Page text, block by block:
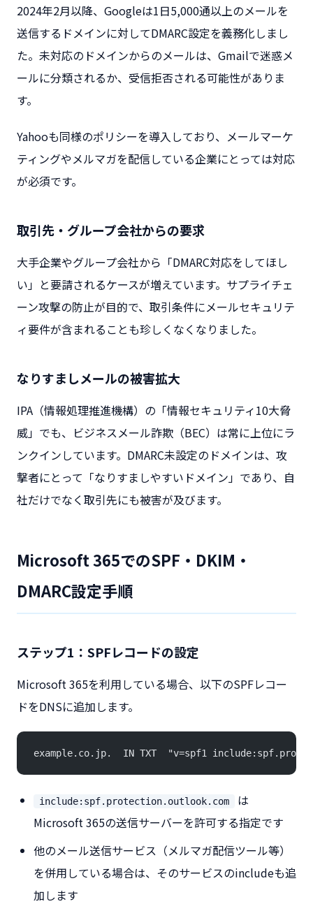
2024年2月以降、Googleは1日5,000通以上のメールを
送信するドメインに対してDMARC設定を義務化しまし
た。未対応のドメインからのメールは、Gmailで迷惑メ
ールに分類されるか、受信拒否される可能性がありま
す。
Yahooも同様のポリシーを導入しており、メールマーケ
ティングやメルマガを配信している企業にとっては対応
が必須です。
取引先・グループ会社からの要求
大手企業やグループ会社から「DMARC対応をしてほし
い」と要請されるケースが増えています。サプライチェ
ーン攻撃の防止が目的で、取引条件にメールセキュリテ
ィ要件が含まれることも珍しくなくなりました。
なりすましメールの被害拡大
IPA（情報処理推進機構）の「情報セキュリティ10大脅
威」でも、ビジネスメール詐欺（BEC）は常に上位にラ
ンクインしています。DMARC未設定のドメインは、攻
撃者にとって「なりすましやすいドメイン」であり、自
社だけでなく取引先にも被害が及びます。
Microsoft 365でのSPF・DKIM・
DMARC設定手順
ステップ1：SPFレコードの設定
Microsoft 365を利用している場合、以下のSPFレコー
ドをDNSに追加します。
example.co.jp.  IN TXT  "v=spf1
include:spf.protection.outlook.com
は
Microsoft 365の送信サーバーを許可する指定です
他のメール送信サービス（メルマガ配信ツール等）
を併用している場合は、そのサービスのincludeも追
加します